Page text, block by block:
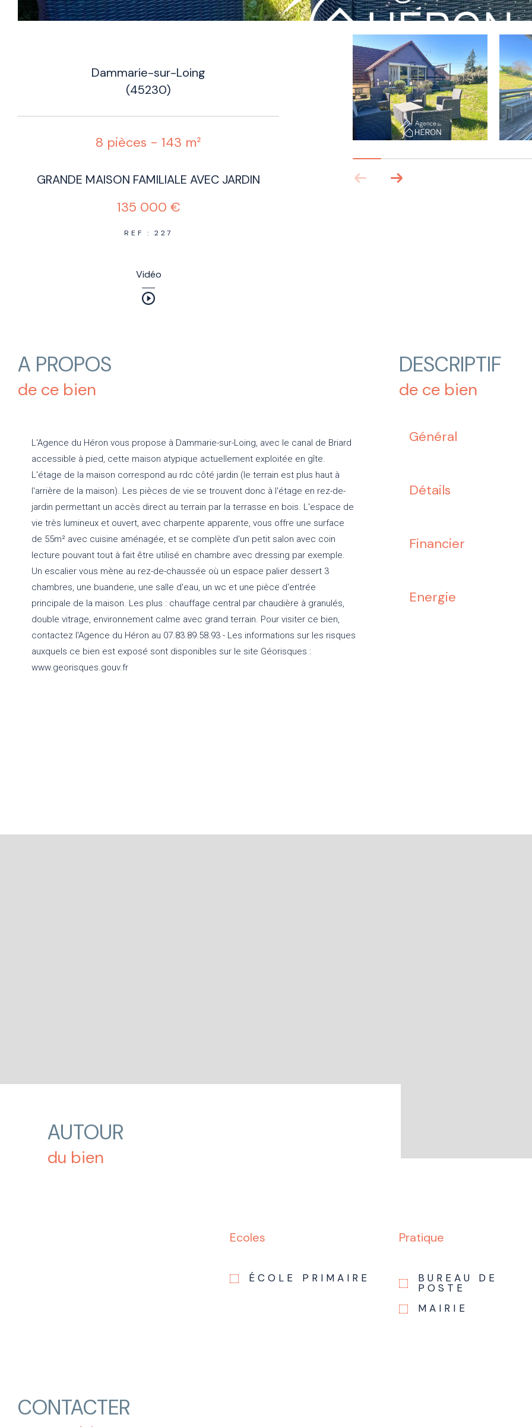
Dammarie-sur-Loing
(45230)
8 pièces - 143 m²
GRANDE MAISON FAMILIALE AVEC JARDIN
135 000 €
REF : 227
Vidéo
A PROPOS
de ce bien
L'Agence du Héron vous propose à Dammarie-sur-Loing, avec le canal de Briard
accessible à pied, cette maison atypique actuellement exploitée en gîte.
L'étage de la maison correspond au rdc côté jardin (le terrain est plus haut à
l'arrière de la maison). Les pièces de vie se trouvent donc à l'étage en rez-de-
jardin permettant un accès direct au terrain par la terrasse en bois. L'espace de
vie très lumineux et ouvert, avec charpente apparente, vous offre une surface
de 55m² avec cuisine aménagée, et se complète d'un petit salon avec coin
lecture pouvant tout à fait être utilisé en chambre avec dressing par exemple.
Un escalier vous mène au rez-de-chaussée où un espace palier dessert 3
chambres, une buanderie, une salle d'eau, un wc et une pièce d'entrée
principale de la maison. Les plus : chauffage central par chaudière à granulés,
double vitrage, environnement calme avec grand terrain. Pour visiter ce bien,
contactez l'Agence du Héron au 07.83.89.58.93 - Les informations sur les risques
auxquels ce bien est exposé sont disponibles sur le site Géorisques :
www.georisques.gouv.fr
DESCRIPTIF
de ce bien
Général
Détails
Financier
Energie
AUTOUR
du bien
Ecoles
ÉCOLE PRIMAIRE
Pratique
BUREAU DE
POSTE
MAIRIE
CONTACTER